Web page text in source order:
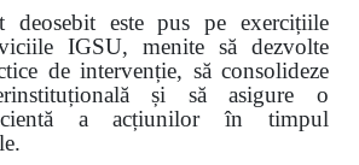
deosebit este pus pe exercițiile
IGSU, menite să dezvolte
de intervenție, să consolideze
și să asigure o
a acțiunilor în timpul